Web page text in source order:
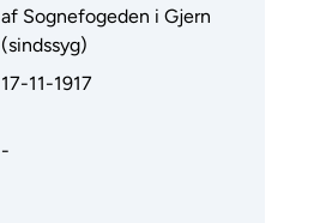
af Sognefogeden i Gjern
(sindssyg)
17-11-1917
-